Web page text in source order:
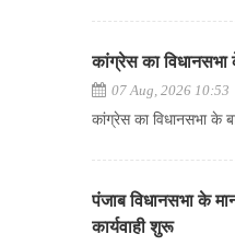
कांग्रेस का विधानसभा
07 Aug, 2026 10:53
कांग्रेस का विधानसभा के
पंजाब विधानसभा के
कार्यवाही शुरू